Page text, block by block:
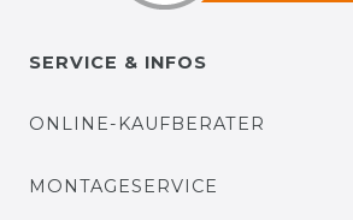
SERVICE & INFOS
ONLINE-KAUFBERATER
MONTAGESERVICE